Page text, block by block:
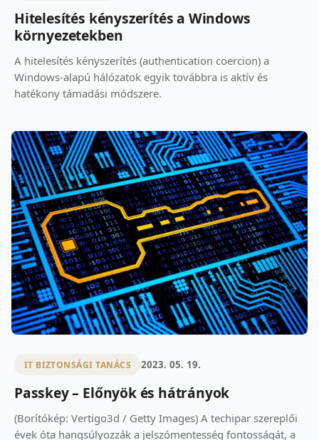
Hitelesítés kényszerítés a Windows
környezetekben
A hitelesítés kényszerítés (authentication coercion) a
Windows-alapú hálózatok egyik továbbra is aktív és
hatékony támadási módszere.
IT BIZTONSÁGI TANÁCS 2023. 05. 19.
Passkey – Előnyök és hátrányok
(Borítókép: Vertigo3d / Getty Images) A techipar szereplői
évek óta hangsúlyozzák a jelszómentesség fontosságát, a